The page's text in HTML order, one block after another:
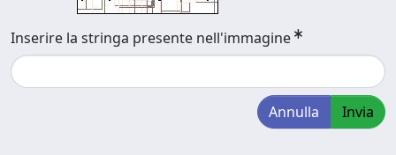
Inserire la stringa presente nell'immagine
Annulla Invia